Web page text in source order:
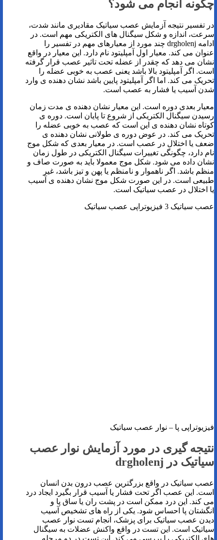
چگونه انجام می شود؟
در تفسیر نتیجه آزمایش عصب سیاتیک مقادیری مانند شدت،
سرعت، اندازه و شکل سیگنال های الکتریکی مهم است. در
ادامه drgholenj چند مورد از معیارهای مهم در تفسیر را
عنوان می کند. معیار اول آمپلیتود نام دارد. این معیار در واقع
نشان می دهد که چقدر از عضله تحت تاثیر عصب قرار گرفته
است. اگر آمپلیتود بالا باشد یعنی عصب به خوبی عضله را
تحریک می کند. اما اگر آمپلیتود پایین باشد نشان دهنده ی وارد
شدن آسیب یا فشار به عصب است.
معیار بعدی دوره است. این معیار نشان دهنده ی مدت زمان
رسیدن سیگنال الکتریکی از شروع تا پایان است. دوره ی
کوتاه نشان دهنده ی این است که عصب به خوبی عضله را
تحریک می کند. در عوض دوره ی طولانی نشان دهنده ی
ضعف یا اختلال در عصب است. در معیار بعدی که شکل موج
نام دارد، چگونگی تغییرات سیگنال الکتریکی در طول زمان
نشان داده می شود. شکل موج معمولا باید به صورت صاف و
منظم باشد. اگر ناهموار و نامنظم یا پهن و تیز باشد، غیر
طبیعی است. در این صورت شکل موج نشان دهنده ی آسیب
یا اختلال در عصب سیاتیک است.
عصب سیاتیک 3 فیزیوتراپی عصب سیاتیک
فیزیوتراپی پا – نوار عصب سیاتیک
نتیجه گیری در مورد آزمایش نوار عصب
سیاتیک در drgholenj
عصب سیاتیک در واقع بزرگترین عصب درون بدن انسان
است. این عصب اگر تحت فشار یا آسیب قرار بگیرد ایجاد درد
می کند. این درد ممکن است در پشت ران یا ساق پا و
انگشتان پا احساس شود. یکی از راه های تشخیص آسیب
دیدن عصب سیاتیک برای پزشک، انجام تست نوار عصب
سیاتیک است. این تست در واقع واکنش عضلات به سیگنال
های الکتریکی را بررسی می کند. این تست در دو مرحله